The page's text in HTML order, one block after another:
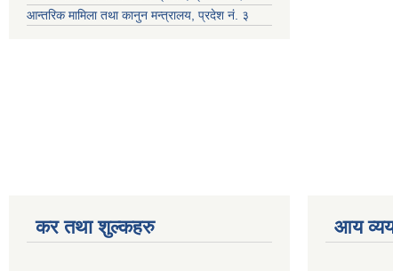
आन्तरिक मामिला तथा कानुन मन्त्रालय, प्रदेश नं. ३
कर तथा शुल्कहरु आय